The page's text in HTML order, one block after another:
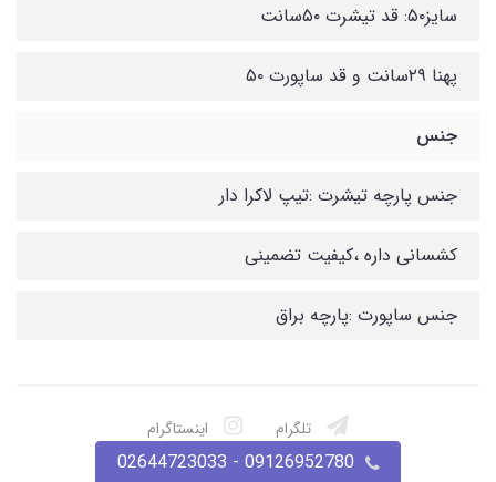
سایز۵۰: قد تیشرت ۵۰سانت
پهنا ۲۹سانت و قد ساپورت ۵۰
جنس
جنس پارچه تیشرت :تیپ لاکرا دار
کشسانی داره ،کیفیت تضمینی
جنس ساپورت :پارچه براق
تلگرام اینستاگرام
09126952780 - 02644723033